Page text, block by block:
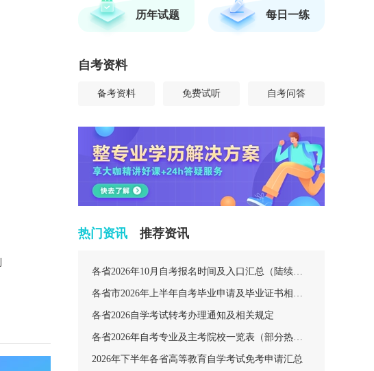
历年试题 每日一练
自考资料
备考资料 免费试听 自考问答
热门资讯
各省2026年10月自考报名时间及入口汇总（陆续更新中）
各省市2026年上半年自考毕业申请及毕业证书相关安排汇总
各省2026自学考试转考办理通知及相关规定
各省2026年自考专业及主考院校一览表（部分热门专业）
2026年下半年各省高等教育自学考试免考申请汇总
推荐资讯